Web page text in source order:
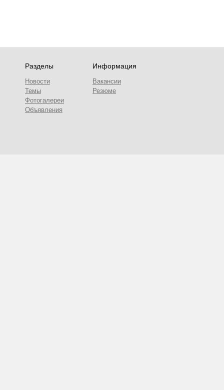
Разделы
Новости
Темы
Фотогалереи
Объявления
Информация
Вакансии
Резюме